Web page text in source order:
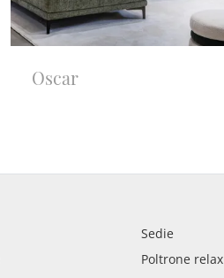
Oscar
Sedie
Poltrone relax